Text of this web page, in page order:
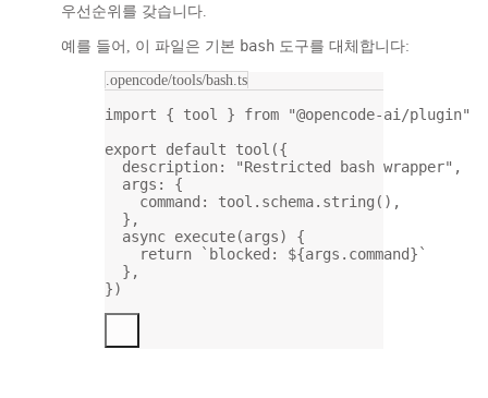
우선순위를 갖습니다.
예를 들어, 이 파일은 기본 bash 도구를 대체합니다:
.opencode/tools/bash.ts
import { tool } from
"@opencode-ai/plugin"
export
default tool ({
description:
"Restricted bash wrapper" ,
args: {
command: tool.schema. string (),
},
async execute(args) {
return
`blocked: ${args . command}`
},
})